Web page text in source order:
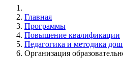
Главная
Программы
Повышение квалификации
Педагогика и методика
Организация